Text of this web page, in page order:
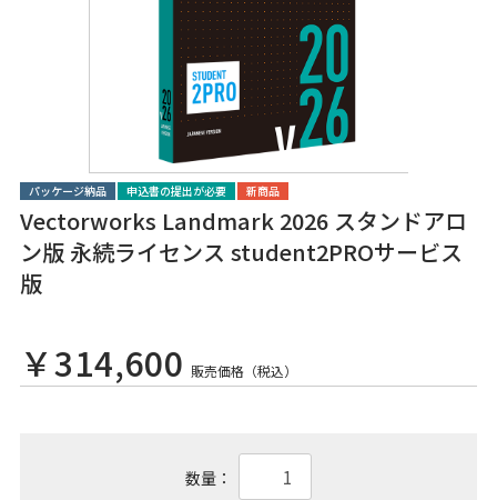
パッケージ納品 申込書の提出が必要 新商品
Vectorworks Landmark 2026 スタンドアロ
ン版 永続ライセンス student2PROサービス
版
￥314,600 販売価格（税込）
数量：